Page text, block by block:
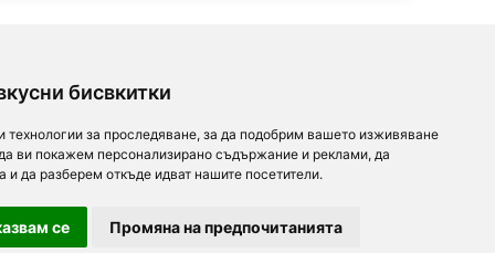
бисвкитки
технологии за проследяване, за да подобрим вашето изживяване
ви покажем персонализирано съдържание и реклами, да
и да разберем откъде идват нашите посетители.
се Промяна на предпочитанията